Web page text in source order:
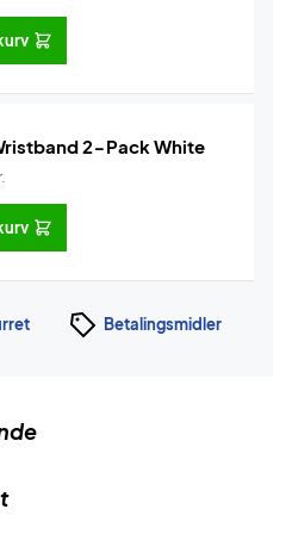
2-Pack White
Betalingsmidler